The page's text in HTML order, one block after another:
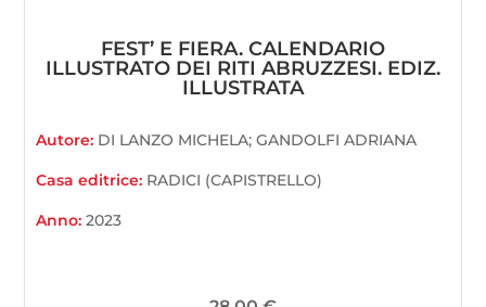
FEST’ E FIERA. CALENDARIO
ILLUSTRATO DEI RITI ABRUZZESI. EDIZ.
ILLUSTRATA
Autore: DI LANZO MICHELA; GANDOLFI ADRIANA
Casa editrice: RADICI (CAPISTRELLO)
Anno:2023